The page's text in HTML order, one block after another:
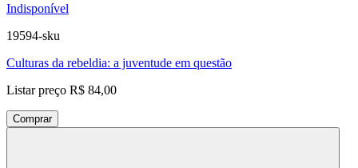
Indisponível
19594-sku
Culturas da rebeldia: a juventude em questão
Listar preço R$ 84,00
Comprar